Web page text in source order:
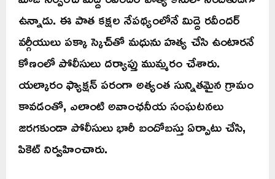
ఉన్నాడు. ఈ పాత కక్షల నేపథ్యంలోనే మిద్దె రవీందర్
వర్గీయులు పక్కా స్కెచ్‌తో మధును హత్య చేసి ఉంటారనే
కోణంలో పోలీసులు దర్యాప్తు ముమ్మరం చేశారు.
యల్కారం ఫ్యాక్షన్ పరంగా అత్యంత సున్నితమైన గ్రామం
కావడంతో, ఎలాంటి అవాంఛనీయ సంఘటనలు
జరగకుండా పోలీసులు భారీ బందోబస్తు ఏర్పాటు చేసి,
పికెట్ నిర్వహించారు.